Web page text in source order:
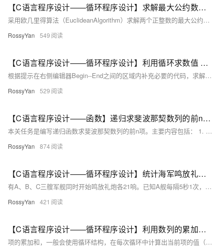
【C语言程序设计——循环程序设计】求解最大公约数（头歌实践教学平台习题）【合集】
采用欧几里得算法（EuclideanAlgorithm）求解两个正整数的最大公约数。的最大公约数，然后检查最大公约数是否大于1。如果是，就返回1，表示。根据提示，在右侧编辑器Begin--End之间的区域内补充必要的代码。作为新的参数传递进去。这个递归过程会不断进行，直到。有除1以外的公约数；变为0，此时就找到了最大公约数。开始你的任务吧，祝你成功！是否为0，如果是，那么。就是最大公约数，直接返回。
RossyYan 549
【C语言程序设计——循环程序设计】利用循环求数值 x 的平方根（头歌实践教学平台习题）【合集】
根据提示在右侧编辑器Begin--End之间的区域内补充必要的代码，求解出数值x的平方根；运用迭代公式，编写一个循环程序，求解出数值x的平方根。注意：不能直接用平方根公式/函数求解本题！开始你的任务吧，祝你成功！​ 相关知识 求平方根的迭代公式 绝对值函数fabs() 循环语句 一、求平方根的迭代公式 1.原理 在C语言中，求一个数的平方根可以使用牛顿迭代法。对于方程（为要求平方根的数），设是的第n次近似值，牛顿迭代公式为。 其基本思想是从一个初始近似值开始，通过不断迭代这个公式，使得越来越接近。
RossyYan 529
【C语言程序设计——函数】递归求斐波那契数列的前n项（头歌实践教学平台习题）【合集】
本关任务是编写递归函数求斐波那契数列的前n项。主要内容包括： 1. **递归的概念**：递归是一种函数直接或间接调用自身的编程技巧，通过“俄罗斯套娃”的方式解决问题。 2. **边界条件的确定**：边界条件是递归停止的条件，确保递归不会无限进行。例如，计算阶乘时，当n为0或1时返回1。 3. **循环控制与跳转语句**：介绍`for`、`while`循环及`break`、`continue`语句的使用方法。 编程要求是在右侧编辑器Begin--End之间补充代码，测试输入分别为3和5，预期输出为斐波那契数列的前几项。通关代码已给出，需确保正确实现递归逻辑并处理好边界条件，以避免栈溢出或结果
RossyYan 874
【C语言程序设计——循环程序设计】统计海军鸣放礼炮声数量（头歌实践教学平台习题）【合集】
有A、B、C三艘军舰同时开始鸣放礼炮各21响。已知A舰每隔5秒1次，B舰每隔6秒放1次，C舰每隔7秒放1次。编程计算观众总共听到几次礼炮声。根据提示，在右侧编辑器Begin--End之间的区域内补充必要的代码。开始你的任务吧，祝你成功！
RossyYan 421
【C语言程序设计——循环程序设计】利用数列的累加和求 sinx（头歌实践教学平台习题）【合集】
项的累加和，一般会使用循环结构，在每次循环中计算出当前项的值（可能基于通项公式或者递推关系），然后累加到一个用于存储累加和的变量中。在C语言中推导数列中的某一项，通常需要依据数列给定的通项公式或者前后项之间的递推关系来实现。例如，对于一个简单的等差数列，其通项公式为。的级数，其每一项之间存在特定的递推关系（后项的分子是其前项的分子乘上。，计算sinx的值，直到最后一项的绝对值小于。为项数），就可以通过代码来计算出指定项的值。对于更复杂的数列，像题目中涉及的用于近似计算。开始你的任务吧，祝你成功！